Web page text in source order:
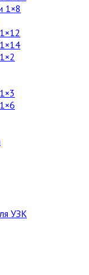
1×8
УЗК